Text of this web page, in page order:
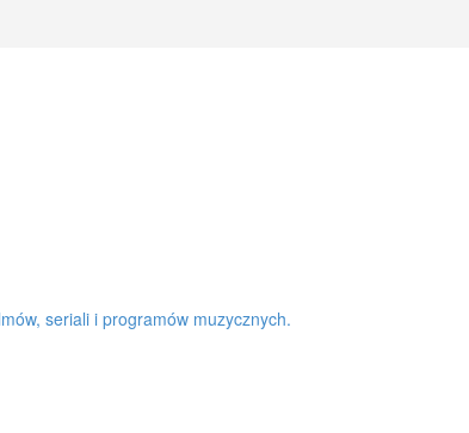
seriali i programów muzycznych.